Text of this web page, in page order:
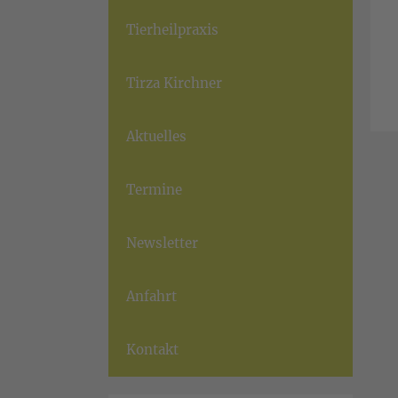
Tierheilpraxis
Tirza Kirchner
Aktuelles
Termine
Newsletter
Anfahrt
Kontakt